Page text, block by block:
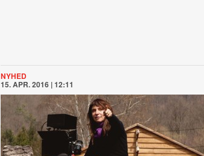
NYHED
15. APR. 2016 | 12:11